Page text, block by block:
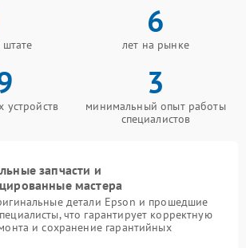
6
лет на рынке
устройств
3
минимальный опыт работы
специалистов
запчасти и
мастера
детали Epson и прошедшие
что гарантирует корректную
и сохранение гарантийных